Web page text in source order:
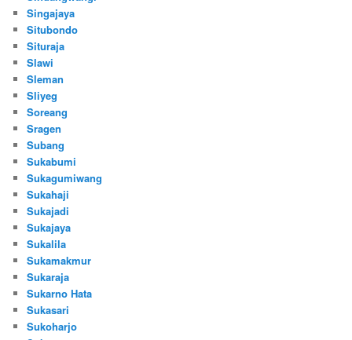
Singajaya
Situbondo
Situraja
Slawi
Sleman
Sliyeg
Soreang
Sragen
Subang
Sukabumi
Sukagumiwang
Sukahaji
Sukajadi
Sukajaya
Sukalila
Sukamakmur
Sukaraja
Sukarno Hata
Sukasari
Sukoharjo